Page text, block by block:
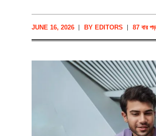
JUNE 16, 2026 BY EDITORS 87 বার